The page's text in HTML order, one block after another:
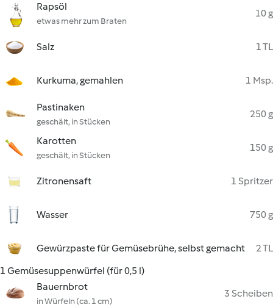
Rapsöl
etwas mehr zum Braten
10 g
Salz 1 TL
Kurkuma, gemahlen 1 Msp.
Pastinaken
geschält, in Stücken
250 g
Karotten
geschält, in Stücken
150 g
Zitronensaft 1 Spritzer
Wasser 750 g
Gewürzpaste für Gemüsebrühe, selbst gemacht
2 TL
1 Gemüsesuppenwürfel (für 0,5 l)
Bauernbrot
in Würfeln (ca. 1 cm)
3 Scheiben